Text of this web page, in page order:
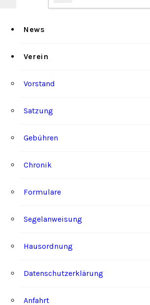
News
Verein
Vorstand
Satzung
Gebühren
Chronik
Formulare
Segelanweisung
Hausordnung
Datenschutzerklärung
Anfahrt